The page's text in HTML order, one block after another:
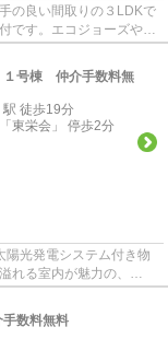
の良い間取りの３LDKで
です。エコジョーズや食
号棟 仲介手数料無
駅 徒歩19分
東栄会」 停歩2分
陽光発電システム付き物
れる室内が魅力の、
し...
数料無料